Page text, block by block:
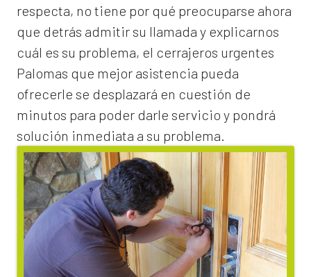
respecta, no tiene por qué preocuparse ahora
que detrás admitir su llamada y explicarnos
cuál es su problema, el cerrajeros urgentes
Palomas que mejor asistencia pueda
ofrecerle se desplazará en cuestión de
minutos para poder darle servicio y pondrá
solución inmediata a su problema.